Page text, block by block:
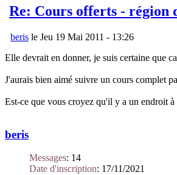
Re: Cours offerts - région
beris le Jeu 19 Mai 2011 - 13:26
Elle devrait en donner, je suis certaine que
J'aurais bien aimé suivre un cours complet
Est-ce que vous croyez qu'il y a un endroit
beris
Messages: 14
Date d'inscription: 17/11/2021